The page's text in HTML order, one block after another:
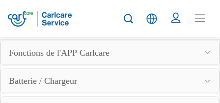
Fonctions de l'APP Carlcare
Batterie / Chargeur